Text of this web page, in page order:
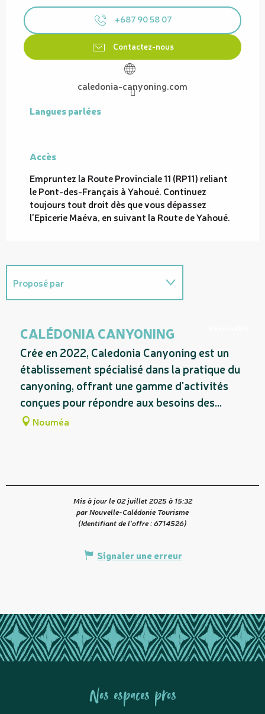
+687 90 58 07
Contactez-nous
caledonia-canyoning.com
Langues parlées
Langues parlées
Accès
Accès
Empruntez la Route Provinciale 11 (RP11) reliant
le Pont-des-Français à Yahoué. Continuez
toujours tout droit dès que vous dépassez
l'Epicerie Maéva, en suivant la Route de Yahoué.
Proposé par
Sur place
CALÉDONIA CANYONING
Crée en 2022, Caledonia Canyoning est un
établissement spécialisé dans la pratique du
canyoning, offrant une gamme d'activités
conçues pour répondre aux besoins des...
Nouméa
Mis à jour le 02 juillet 2025 à 15:32
par Nouvelle-Calédonie Tourisme
(Identifiant de l'offre :6714526)
Signaler une erreur
Nos espaces pros